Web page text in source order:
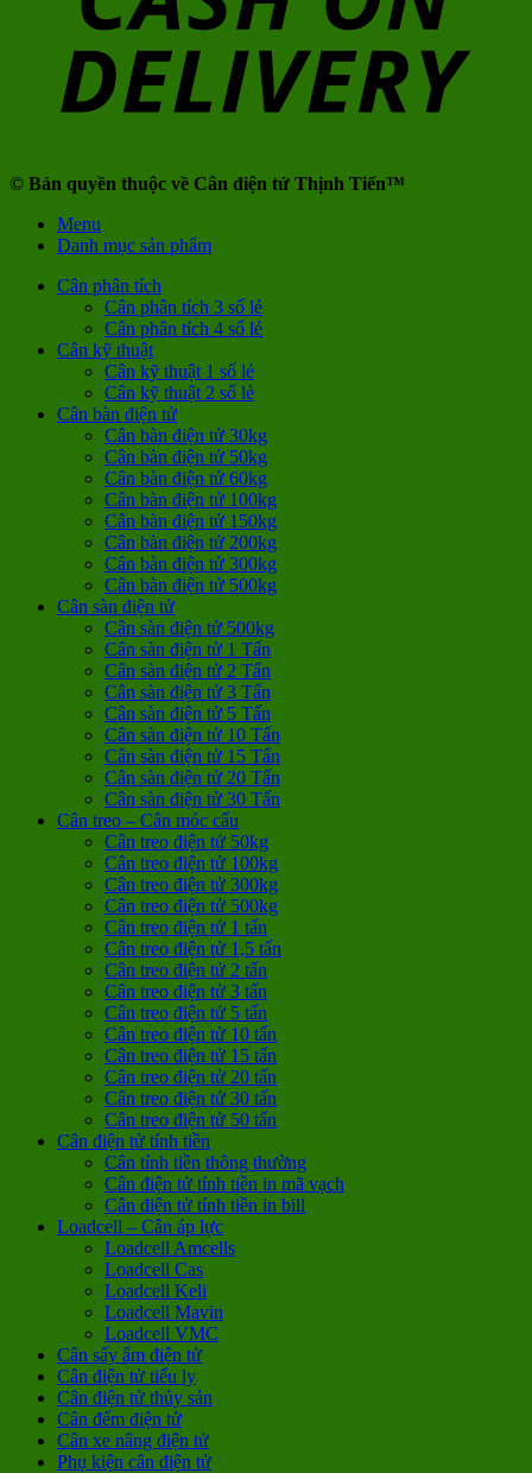
© Bản quyền thuộc về Cân điện tử Thịnh Tiến™
Menu
Danh mục sản phẩm
Cân phân tích
Cân phân tích 3 số lẻ
Cân phân tích 4 số lẻ
Cân kỹ thuật
Cân kỹ thuật 1 số lẻ
Cân kỹ thuật 2 số lẻ
Cân bàn điện tử
Cân bàn điện tử 30kg
Cân bàn điện tử 50kg
Cân bàn điện tử 60kg
Cân bàn điện tử 100kg
Cân bàn điện tử 150kg
Cân bàn điện tử 200kg
Cân bàn điện tử 300kg
Cân bàn điện tử 500kg
Cân sàn điện tử
Cân sàn điện tử 500kg
Cân sàn điện tử 1 Tấn
Cân sàn điện tử 2 Tấn
Cân sàn điện tử 3 Tấn
Cân sàn điện tử 5 Tấn
Cân sàn điện tử 10 Tấn
Cân sàn điện tử 15 Tấn
Cân sàn điện tử 20 Tấn
Cân sàn điện tử 30 Tấn
Cân treo – Cân móc cẩu
Cân treo điện tử 50kg
Cân treo điện tử 100kg
Cân treo điện tử 300kg
Cân treo điện tử 500kg
Cân treo điện tử 1 tấn
Cân treo điện tử 1,5 tấn
Cân treo điện tử 2 tấn
Cân treo điện tử 3 tấn
Cân treo điện tử 5 tấn
Cân treo điện tử 10 tấn
Cân treo điện tử 15 tấn
Cân treo điện tử 20 tấn
Cân treo điện tử 30 tấn
Cân treo điện tử 50 tấn
Cân điện tử tính tiền
Cân tính tiền thông thường
Cân điện tử tính tiền in mã vạch
Cân điện tử tính tiền in bill
Loadcell – Cân áp lực
Loadcell Amcells
Loadcell Cas
Loadcell Keli
Loadcell Mavin
Loadcell VMC
Cân sấy ẩm điện tử
Cân điện tử tiểu ly
Cân điện tử thủy sản
Cân đếm điện tử
Cân xe nâng điện tử
Phụ kiện cân điện tử